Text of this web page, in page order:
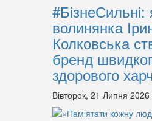
#БізнеСильні:
волинянка
Колковська
бренд
здорового
Вівторок, 21 Липня 2026